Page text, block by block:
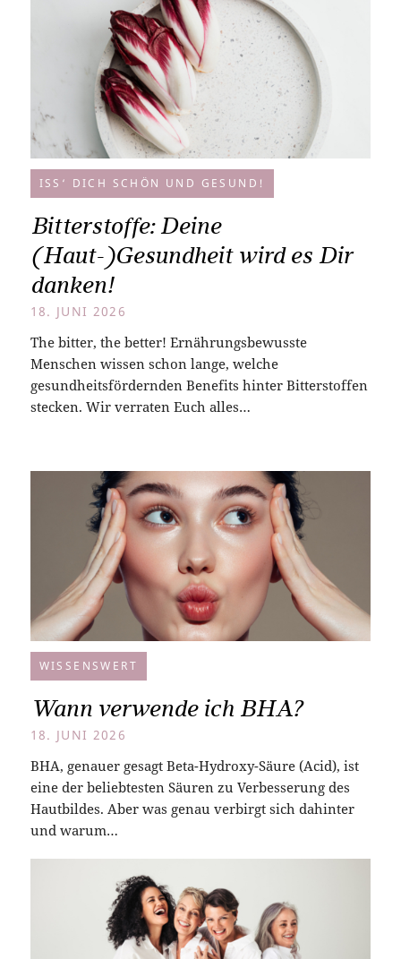
ISS‘ DICH SCHÖN UND GESUND!
Bitterstoffe: Deine
(Haut-)Gesundheit wird es Dir
danken!
18. JUNI 2026
The bitter, the better! Ernährungsbewusste
Menschen wissen schon lange, welche
gesundheitsfördernden Benefits hinter Bitterstoffen
stecken. Wir verraten Euch alles…
WISSENSWERT
Wann verwende ich BHA?
18. JUNI 2026
BHA, genauer gesagt Beta-Hydroxy-Säure (Acid), ist
eine der beliebtesten Säuren zu Verbesserung des
Hautbildes. Aber was genau verbirgt sich dahinter
und warum…